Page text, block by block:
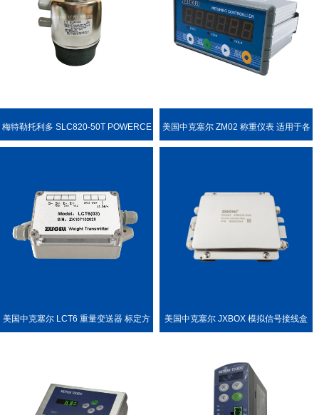
梅特勒托利多 SLC820-50T POWERCE 美国中克塞尔 ZM02 称重仪表 适用于各
美国中克塞尔 LCT6 重量变送器 标定方 美国中克塞尔 JXBOX 模拟信号接线盒